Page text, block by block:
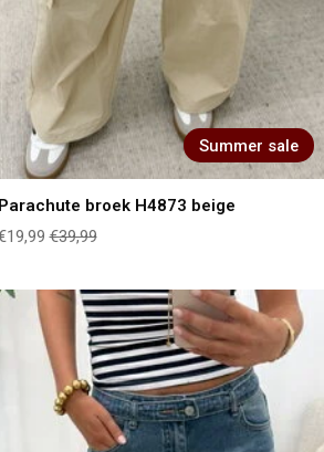
Summer sale
Parachute broek H4873 beige
€39,99